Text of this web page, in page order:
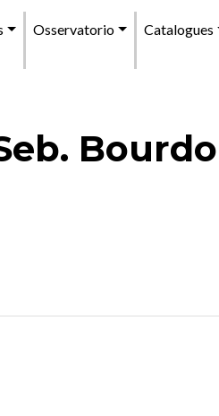
Osservatorio Catalogues